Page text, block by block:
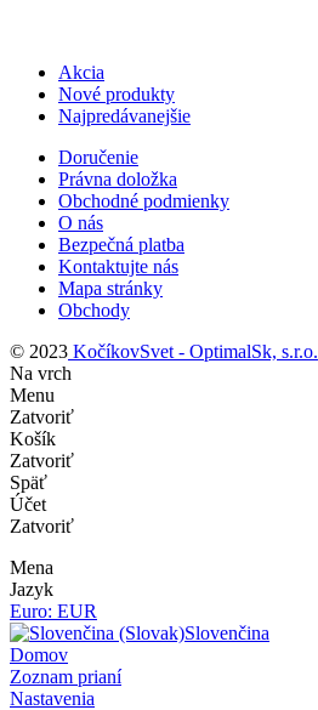
Akcia
Nové produkty
Najpredávanejšie
Doručenie
Právna doložka
Obchodné podmienky
O nás
Bezpečná platba
Kontaktujte nás
Mapa stránky
Obchody
© 2023 KočíkovSvet - OptimalSk, s.r.o.
Na vrch
Menu
Zatvoriť
Košík
Zatvoriť
Späť
Účet
Zatvoriť
Mena
Jazyk
Euro: EUR
Slovenčina
Domov
Zoznam prianí
Nastavenia